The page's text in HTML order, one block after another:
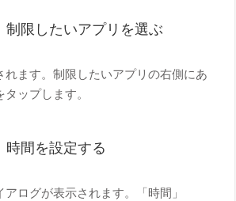
制限したいアプリを選ぶ
れます。制限したいアプリの右側にあ
ップします。
時間を設定する
ログが表示されます。「時間」